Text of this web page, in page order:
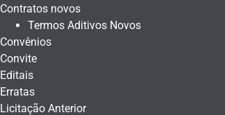
Contratos novos
Termos Aditivos Novos
Convênios
Convite
Editais
Erratas
Licitação Anterior